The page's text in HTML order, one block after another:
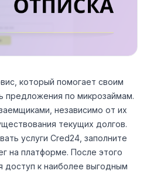
который помогает своим
предложения по микрозаймам.
независимо от их
текущих долгов.
услуги Сred24, заполните
на платформе. После этого
доступ к наиболее выгодным